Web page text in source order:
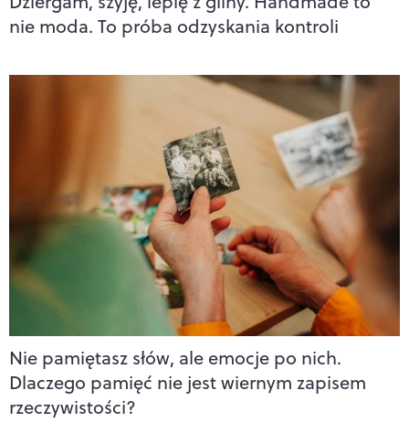
nie moda. To próba odzyskania kontroli
Nie pamiętasz słów, ale emocje po nich.
Dlaczego pamięć nie jest wiernym zapisem
rzeczywistości?